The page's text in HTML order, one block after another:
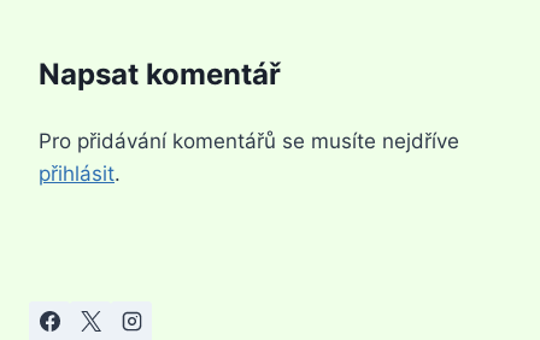
Napsat komentář
Pro přidávání komentářů se musíte nejdříve
přihlásit.